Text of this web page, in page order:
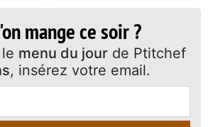
mange ce soir ?
menu du jour de Ptitchef
, insérez votre email.